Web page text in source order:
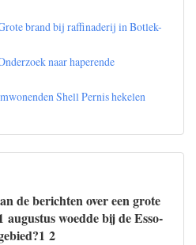
brand bij raffinaderij in Botlek-
naar haperende
Shell Pernis hekelen
de berichten over een grote
woedde bij de Esso-
2